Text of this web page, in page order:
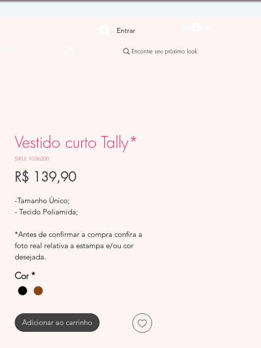
Entrar
Encontre seu próximo look
Vestido curto Tally*
SKU: 1036200
R$ 139,90Preço
-Tamanho Único;
- Tecido Poliamida;
*Antes de confirmar a compra confira a
foto real relativa a estampa e/ou cor
desejada.
Cor *
Adicionar ao carrinho